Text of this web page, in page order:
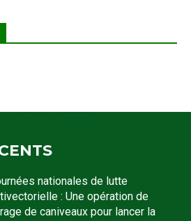
nationales de lutte
: Une opération de
de caniveaux pour lancer la